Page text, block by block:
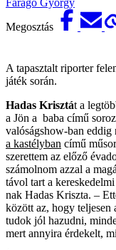
Megosztás
A tapasztalt riporter
játék során.
Hadas Krisztát a
a Jön a baba című
valóságshow-ban eddig
a kastélyban című
szerettem az előző
számolnom azzal a
távol tart a
nak Hadas Kriszta. –
között az, hogy teljesen
tudok jól hazudni,
mert annyira érdekelt,